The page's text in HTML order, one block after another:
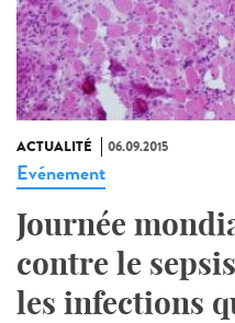
ACTUALITÉ 06.09.2015
Evénement
Journée
contre le
les infections